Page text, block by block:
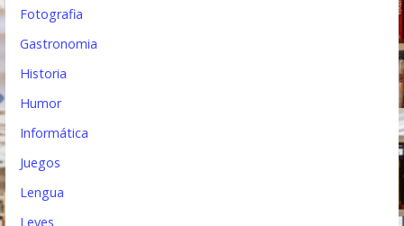
Fotografia
Gastronomia
Historia
Humor
Informática
Juegos
Lengua
Leyes